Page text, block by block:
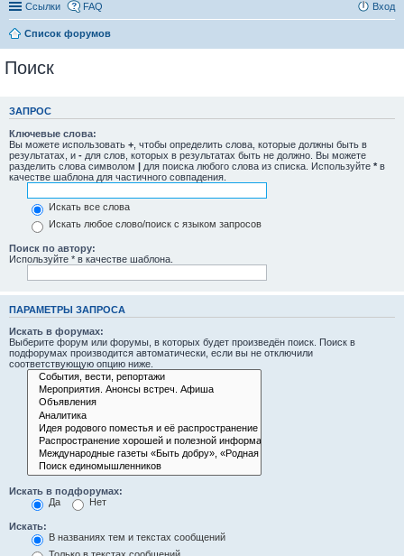
Ссылки FAQ Вход
Список форумов
Поиск
ЗАПРОС
Ключевые слова:
Вы можете использовать + , чтобы определить слова, которые должны быть в
результатах, и - для слов, которых в результатах быть не должно. Вы можете
разделить слова символом | для поиска любого слова из списка. Используйте * в
качестве шаблона для частичного совпадения.
Искать все слова
Искать любое слово/поиск с языком запросов
Поиск по автору:
Используйте * в качестве шаблона.
ПАРАМЕТРЫ ЗАПРОСА
Искать в форумах:
Выберите форум или форумы, в которых будет произведён поиск. Поиск в
подфорумах производится автоматически, если вы не отключили
соответствующую опцию ниже.
Искать в подфорумах:
Да
Нет
Искать:
В названиях тем и текстах сообщений